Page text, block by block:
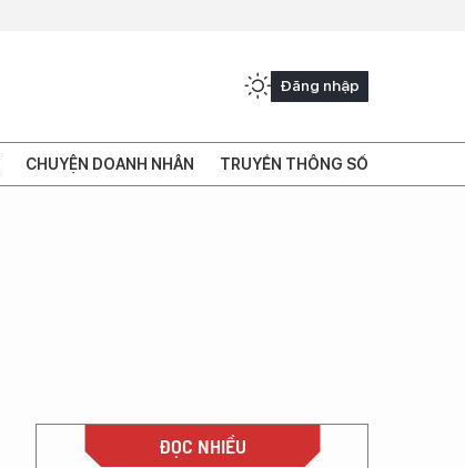
Đăng nhập
CHUYỆN DOANH NHÂN TRUYỀN THÔNG SỐ
ĐỌC NHIỀU